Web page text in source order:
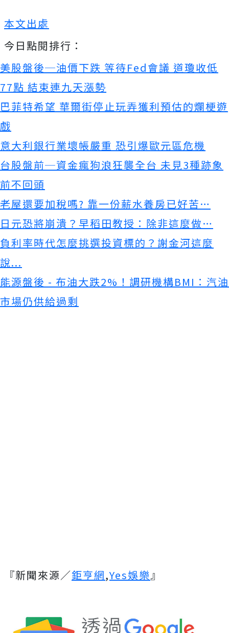
本文出處
今日點閱排行：
美股盤後─油價下跌 等待Fed會議 道瓊收低
77點 結束連九天漲勢
巴菲特希望 華爾街停止玩弄獲利預估的爛梗遊
戲
意大利銀行業壞帳嚴重 恐引爆歐元區危機
台股盤前─資金瘋狗浪狂襲全台 未見3種跡象
前不回頭
老屋還要加稅嗎? 靠一份薪水養房已好苦…
日元恐將崩潰？早稻田教授：除非這麼做…
負利率時代怎麼挑選投資標的？謝金河這麼
說...
能源盤後 - 布油大跌2%！調研機構BMI：汽油
市場仍供給過剩
『新聞來源／鉅亨網,Yes娛樂』